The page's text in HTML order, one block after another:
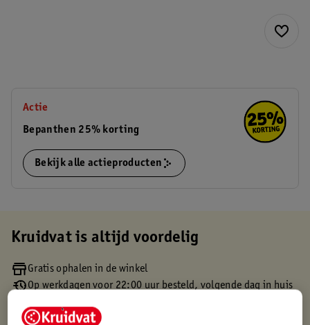
Actie
Bepanthen 25% korting
Bekijk alle actieproducten
Kruidvat is altijd voordelig
Gratis ophalen in de winkel
Op werkdagen voor 22:00 uur besteld, volgende dag in huis
Gratis retourneren binnen 30 dagen